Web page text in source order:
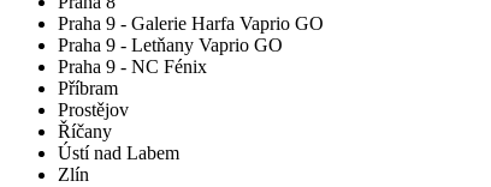
Praha 9 - Galerie Harfa Vaprio GO
Praha 9 - Letňany Vaprio GO
Praha 9 - NC Fénix
Příbram
Prostějov
Říčany
Ústí nad Labem
Zlín